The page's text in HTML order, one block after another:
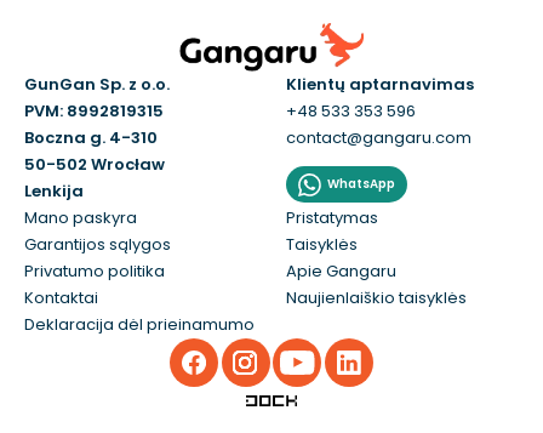
GunGan Sp. z o.o.
PVM: 8992819315
Boczna g. 4-310
50-502 Wrocław
Lenkija
Klientų aptarnavimas
+48 533 353 596
contact@gangaru.com
WhatsApp
Mano paskyra
Pristatymas
Garantijos sąlygos
Taisyklės
Privatumo politika
Apie Gangaru
Kontaktai
Naujienlaiškio taisyklės
Deklaracija dėl prieinamumo